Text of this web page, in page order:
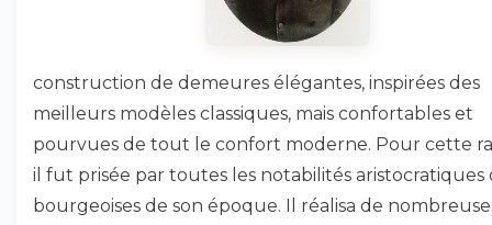
construction de demeures élégantes, inspirées des
meilleurs modèles classiques, mais confortables et
pourvues de tout le confort moderne. Pour cette
il fut prisée par toutes les notabilités aristocratiques
bourgeoises de son époque. Il réalisa de